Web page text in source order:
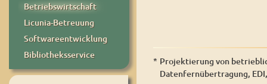
Betriebswirtschaft
Licunia-Betreuung
Softwareentwicklung
Bibliotheksservice
* Projektierung von
Datenfernübertragung,